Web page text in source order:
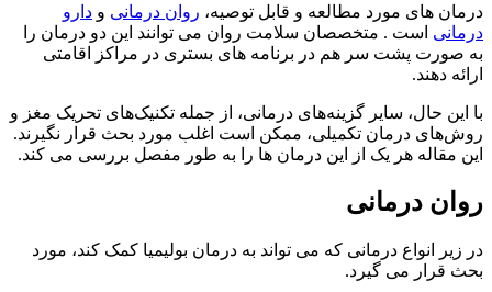
درمان های مورد مطالعه و قابل توصیه، روان درمانی و دارو
درمانی است . متخصصان سلامت روان می توانند این دو درمان را
به صورت پشت سر هم در برنامه های بستری در مراکز اقامتی
ارائه دهند.
با این حال، سایر گزینه‌های درمانی، از جمله تکنیک‌های تحریک مغز و
روش‌های درمان تکمیلی، ممکن است اغلب مورد بحث قرار نگیرند.
این مقاله هر یک از این درمان ها را به طور مفصل بررسی می کند.
روان درمانی
در زیر انواع درمانی که می تواند به درمان بولیمیا کمک کند، مورد
بحث قرار می گیرد.